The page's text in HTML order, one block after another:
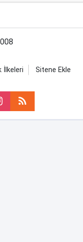
İlkeleri Sitene Ekle